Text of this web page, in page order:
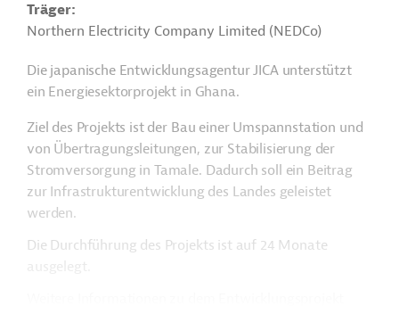
Träger
Northern Electricity Company Limited (NEDCo)
Die japanische Entwicklungsagentur JICA unterstützt
ein Energiesektorprojekt in Ghana.
Ziel des Projekts ist der Bau einer Umspannstation und
von Übertragungsleitungen, zur Stabilisierung der
Stromversorgung in Tamale. Dadurch soll ein Beitrag
zur Infrastrukturentwicklung des Landes geleistet
werden.
Die Durchführung des Projekts ist auf 24 Monate